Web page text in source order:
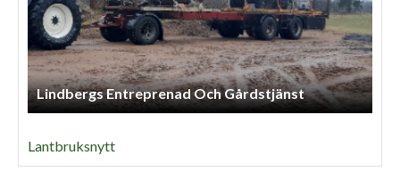
Lindbergs Entreprenad Och Gårdstjänst
Lantbruksnytt